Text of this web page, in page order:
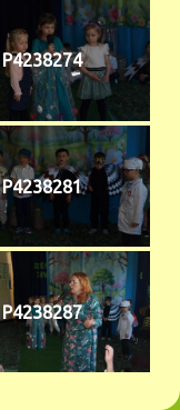
P4238274
P4238281
P4238287